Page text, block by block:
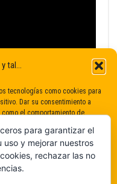
tal...
tecnologías como cookies para
Dar su consentimiento a
el comportamiento de
características y
para garantizar el
y mejorar nuestros
rechazar las no